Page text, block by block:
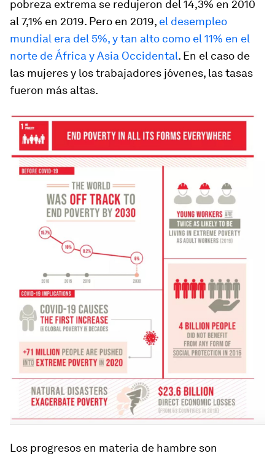
pobreza extrema se redujeron del 14,3% en 2010
al 7,1% en 2019. Pero en 2019, el desempleo
mundial era del 5%, y tan alto como el 11% en el
norte de África y Asia Occidental. En el caso de
las mujeres y los trabajadores jóvenes, las tasas
fueron más altas.
Los progresos en materia de hambre son